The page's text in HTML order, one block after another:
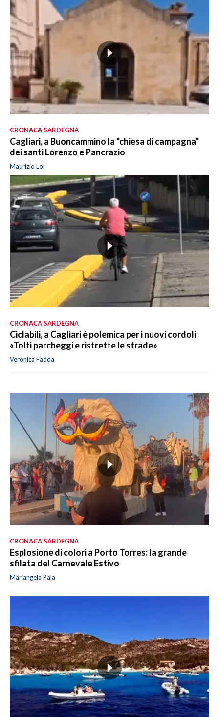
CRONACA SARDEGNA
Cagliari, a Buoncammino la "chiesa di campagna"
dei santi Lorenzo e Pancrazio
Maurizio Loi
CRONACA SARDEGNA
Ciclabili, a Cagliari è polemica per i nuovi cordoli:
«Tolti parcheggi e ristrette le strade»
Veronica Fadda
CRONACA SARDEGNA
Esplosione di colori a Porto Torres: la grande
sfilata del Carnevale Estivo
Mariangela Pala